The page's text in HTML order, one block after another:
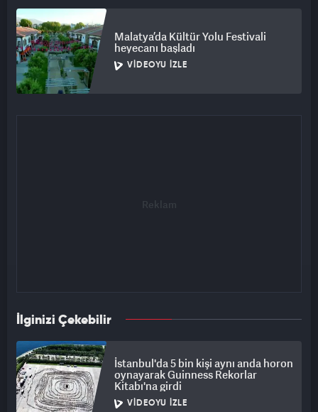
Malatya’da Kültür Yolu Festivali
heyecanı başladı
VIDEOYU İZLE
İlginizi Çekebilir
İstanbul'da 5 bin kişi aynı anda horon
oynayarak Guinness Rekorlar
Kitabı'na girdi
VIDEOYU İZLE